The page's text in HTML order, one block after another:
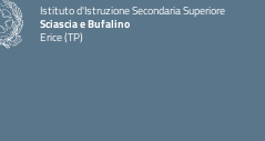
Istituto d'Istruzione Secondaria Superiore
Sciascia e Bufalino
Erice (TP)